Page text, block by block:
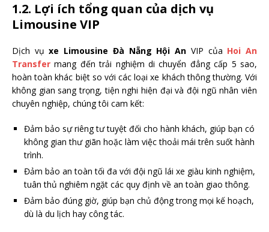
1.2. Lợi ích tổng quan của dịch vụ
Limousine VIP
Dịch vụxe Limousine Đà Nẵng Hội An VIP của Hoi An
Transfer mang đến trải nghiệm di chuyển đẳng cấp 5 sao,
hoàn toàn khác biệt so với các loại xe khách thông thường. Với
không gian sang trọng, tiện nghi hiện đại và đội ngũ nhân viên
chuyên nghiệp, chúng tôi cam kết:
Đảm bảo sự riêng tư tuyệt đối cho hành khách, giúp bạn có
không gian thư giãn hoặc làm việc thoải mái trên suốt hành
trình.
Đảm bảo an toàn tối đa với đội ngũ lái xe giàu kinh nghiệm,
tuân thủ nghiêm ngặt các quy định về an toàn giao thông.
Đảm bảo đúng giờ, giúp bạn chủ động trong mọi kế hoạch,
dù là du lịch hay công tác.